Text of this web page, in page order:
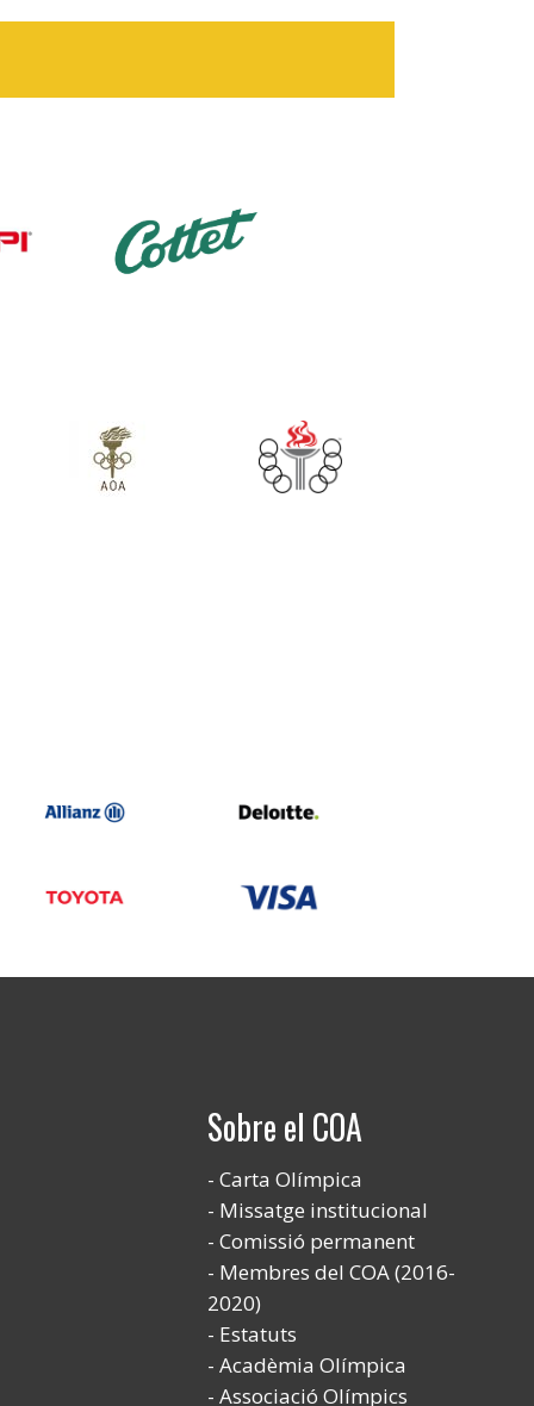
Sobre el COA
Carta Olímpica
Missatge institucional
Comissió permanent
Membres del COA (2016-
2020)
Estatuts
Acadèmia Olímpica
Associació Olímpics